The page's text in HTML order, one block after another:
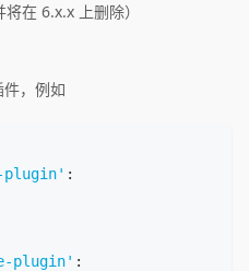
将在 6.x.x 上删除）
，例如
plugin' :
plugin' :